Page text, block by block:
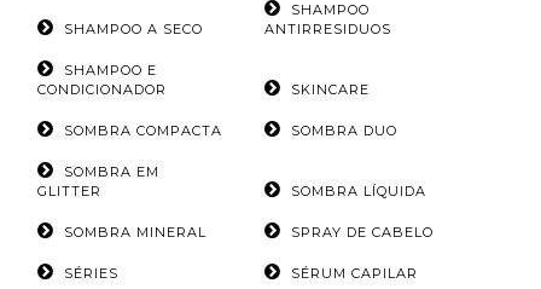
SHAMPOO A SECO
SHAMPOO
ANTIRRESIDUOS
SHAMPOO E
CONDICIONADOR
SKINCARE
SOMBRA COMPACTA SOMBRA DUO
SOMBRA EM
GLITTER
SOMBRA LÍQUIDA
SOMBRA MINERAL SPRAY DE CABELO
SÉRIES SÉRUM CAPILAR